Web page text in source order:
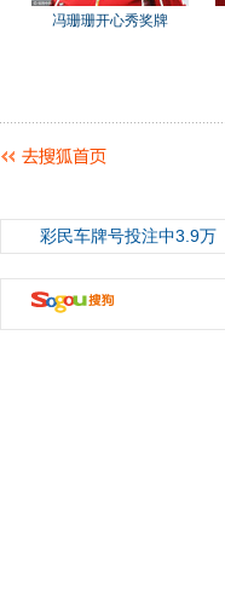
冯珊珊开心秀奖牌
彩民车牌号投注中3.9万